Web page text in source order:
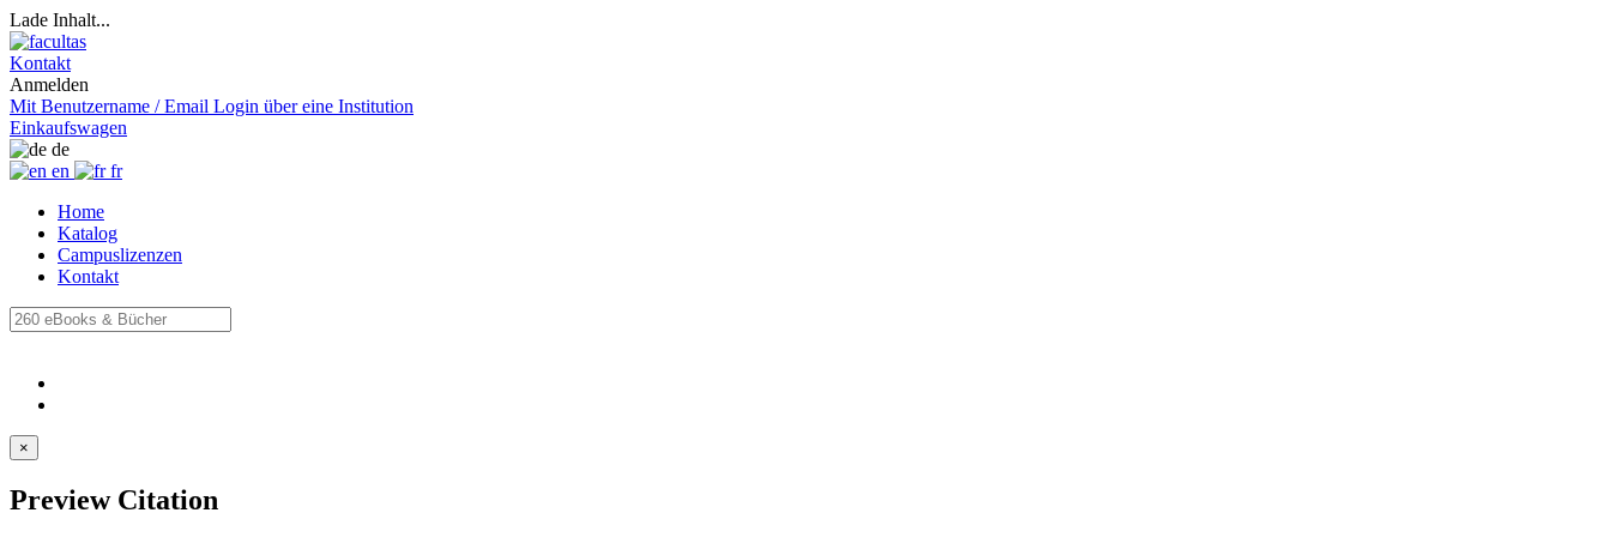
Lade Inhalt...
Kontakt
Anmelden
Mit Benutzername / Email Login über eine Institution
Einkaufswagen
de
en
fr
Home
Katalog
Campuslizenzen
Kontakt
×
Preview Citation